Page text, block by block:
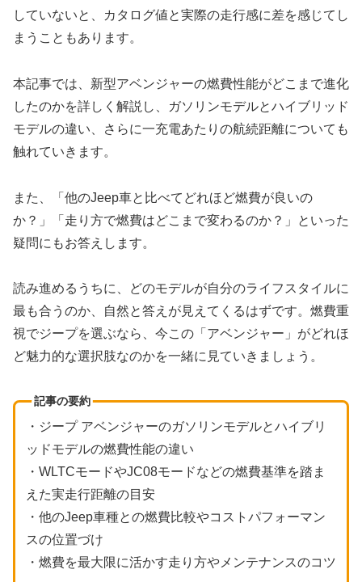
していないと、カタログ値と実際の走行感に差を感じてし
まうこともあります。
本記事では、新型アベンジャーの燃費性能がどこまで進化
したのかを詳しく解説し、ガソリンモデルとハイブリッド
モデルの違い、さらに一充電あたりの航続距離についても
触れていきます。
また、「他のJeep車と比べてどれほど燃費が良いの
か？」「走り方で燃費はどこまで変わるのか？」といった
疑問にもお答えします。
読み進めるうちに、どのモデルが自分のライフスタイルに
最も合うのか、自然と答えが見えてくるはずです。燃費重
視でジープを選ぶなら、今この「アベンジャー」がどれほ
ど魅力的な選択肢なのかを一緒に見ていきましょう。
記事の要約
・ジープ アベンジャーのガソリンモデルとハイブリ
ッドモデルの燃費性能の違い
・WLTCモードやJC08モードなどの燃費基準を踏ま
えた実走行距離の目安
・他のJeep車種との燃費比較やコストパフォーマン
スの位置づけ
・燃費を最大限に活かす走り方やメンテナンスのコツ